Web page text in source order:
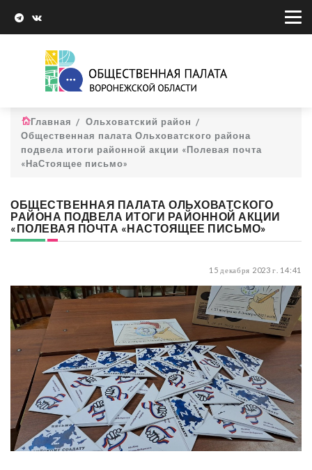
Главная
Ольховатский район
Общественная палата Ольховатского района
подвела итоги районной акции «Полевая почта
«НаСтоящее письмо»
ОБЩЕСТВЕННАЯ ПАЛАТА ОЛЬХОВАТСКОГО
РАЙОНА ПОДВЕЛА ИТОГИ РАЙОННОЙ АКЦИИ
«ПОЛЕВАЯ ПОЧТА «НАСТОЯЩЕЕ ПИСЬМО»
15 декабря 2023 г. 14:41